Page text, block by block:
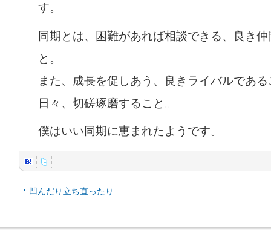
す。
同期とは、困難があれば相談できる、良き
と。
また、成長を促しあう、良きライバルであ
日々、切磋琢磨すること。
僕はいい同期に恵まれたようです。
凹んだり立ち直ったり